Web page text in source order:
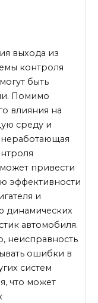
выхода из
контроля
быть
Помимо
влияния на
среду и
привести
эффективности
и
динамических
автомобиля.
неисправность
ошибки в
систем
что может